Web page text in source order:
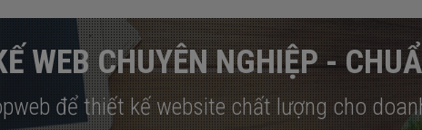
WEB CHUYÊN NGHIỆP -
để thiết kế website chất lượng cho